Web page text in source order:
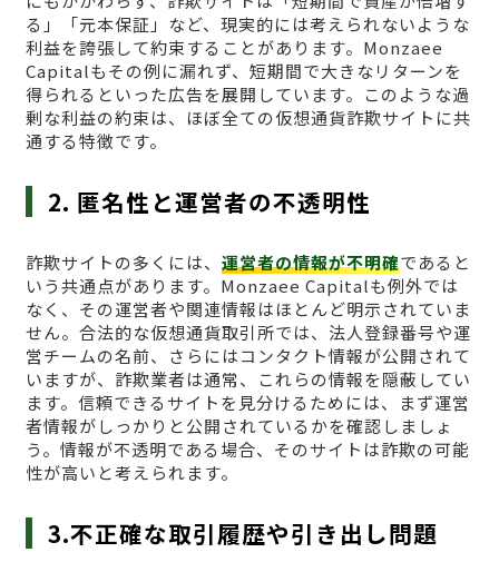
る」「元本保証」など、現実的には考えられないような
利益を誇張して約束することがあります。Monzaee
Capitalもその例に漏れず、短期間で大きなリターンを
得られるといった広告を展開しています。このような過
剰な利益の約束は、ほぼ全ての仮想通貨詐欺サイトに共
通する特徴です。
2. 匿名性と運営者の不透明性
詐欺サイトの多くには、 運営者の情報が不明確であると
いう共通点があります。Monzaee Capitalも例外では
なく、その運営者や関連情報はほとんど明示されていま
せん。合法的な仮想通貨取引所では、法人登録番号や運
営チームの名前、さらにはコンタクト情報が公開されて
いますが、詐欺業者は通常、これらの情報を隠蔽してい
ます。信頼できるサイトを見分けるためには、まず運営
者情報がしっかりと公開されているかを確認しましょ
う。情報が不透明である場合、そのサイトは詐欺の可能
性が高いと考えられます。
3.不正確な取引履歴や引き出し問題